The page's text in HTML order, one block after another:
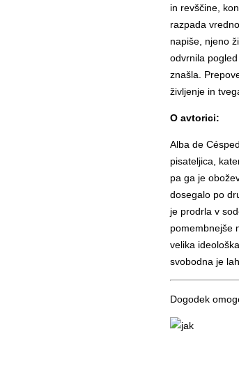
in revščine,
razpada
napiše, njeno
odvrnila
znašla.
življenje in
O avtorici:
Alba de
pisateljica,
pa ga je
dosegalo po
je prodrla v
pomembnejše
velika
svobodna je
Dogodek